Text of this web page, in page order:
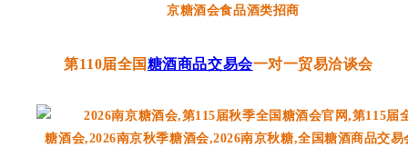
第110届全国糖酒商品交易会一对一贸易洽谈会